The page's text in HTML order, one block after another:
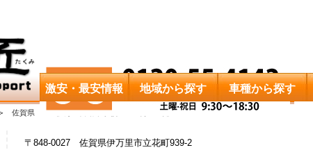
激安・最安情報 地域から探す 車種から探す
佐賀県 伊万里自動車学校 料金一覧
〒848-0027 佐賀県伊万里市立花町939-2